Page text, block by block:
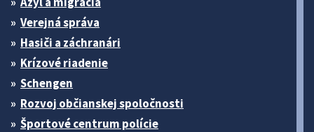
Verejná správa
Hasiči a záchranári
Krízové riadenie
Schengen
Rozvoj občianskej spoločnosti
Športové centrum polície